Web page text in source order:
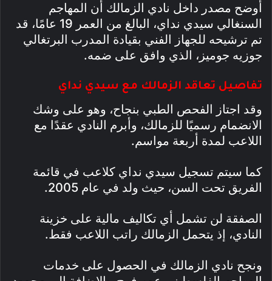
أوضح مصدر داخل نادي الزمالك أن المهاجم
السنغالي سيدي نداي، البالغ من العمر 19 عامًا، قد
تم ترشيحه للجهاز الفني بقيادة المدرب البرتغالي
جوزيه جوميز، الذي وافق على ضمه.
تفاصيل تعاقد الزمالك مع سيدي نداي
وقد اجتاز الفحص الطبي بنجاح، وهو على وشك
الانضمام رسميًا للزمالك، وأبرم النادي عقدًا مع
اللاعب لمدة أربعة مواسم.
كما سيتم تسجيل سيدي نداي كلاعب في قائمة
الفريق تحت السن، حيث ولد في عام 2005.
الصفقة لن تشمل أي تكاليف مالية على خزينة
النادي، إذ يتحمل الزمالك راتب اللاعب فقط.
ونجح نادي الزمالك في الحصول على خدمات